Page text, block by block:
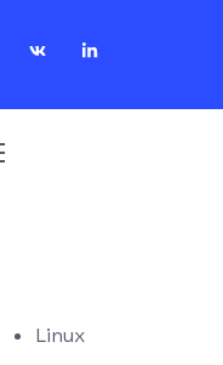
Linux